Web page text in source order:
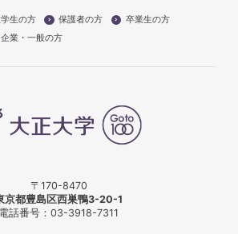
生の方 保護者の方
卒業生の方
企業・一般の方
〒170-8470
京都豊島区西巣鴨3-20-1
電話番号： 03-3918-7311